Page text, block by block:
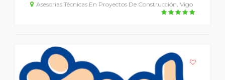
Asesorías Técnicas En Proyectos De Construcción, Vigo